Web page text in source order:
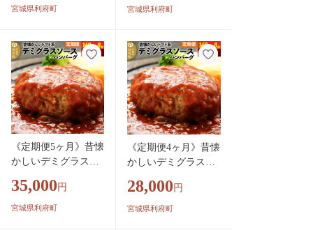
かず 肉 洋食 お試し
かず 惣菜 個包装 簡
単 湯せん レンチン
洋食 湯煎 個別包装
小分 お弁当 便利 レ
ンジ お試し]
宮城県利府町
ず 肉 洋食 お試し 簡
ず 惣菜 個包装 簡単
湯せん レンチン 洋食
湯煎 個別包装 小分
お弁当 便利 レンジ
お試し]
宮城県利府町
《定期便5ヶ月》昔懐
かしいデミグラスソ
g×8個)×5回 惣菜 お
かず 肉 洋食 お試し
35,000 円
宮城県利府町
《定期便4ヶ月》昔懐
かしいデミグラスソ
g×8個)×4回 惣菜 おか
ず 肉 洋食 お試し 簡
28,000 円
宮城県利府町